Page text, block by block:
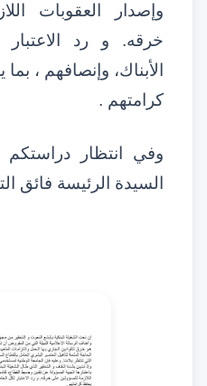
وإصدار العقوبات
خرقه. و رد
الأبناك، وإنصافهم ،
كرامتهم .
وفي انتظار دراستكم
السيدة الرئيسة فائق